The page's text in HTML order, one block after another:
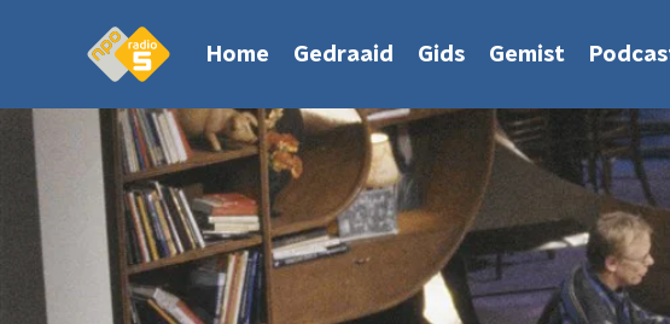
Home Gedraaid Gids Gemist